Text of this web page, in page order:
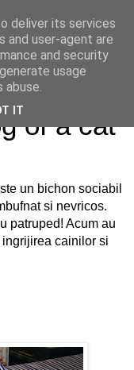
si pisici
of a cat
un bichon sociabil
si nevricos.
patruped! Acum au
cainilor si
deliver its services
and user-agent are
and security
usage
IT